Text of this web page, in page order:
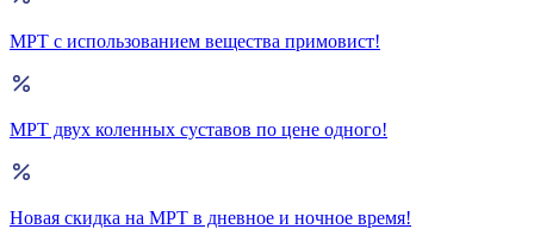
МРТ с использованием вещества примовист!
МРТ двух коленных суставов по цене одного!
Новая скидка на МРТ в дневное и ночное время!